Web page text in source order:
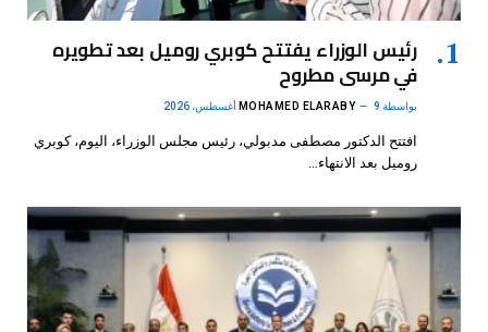
رئيس الوزراء يفتتح كوبري روميل بعد تطويره
في مرسى مطروح
بواسطة MOHAMED ELARABY 9 أغسطس، 2026
افتتح الدكتور مصطفى مدبولي، رئيس مجلس الوزراء، اليوم، كوبري
روميل بعد الانتهاء…